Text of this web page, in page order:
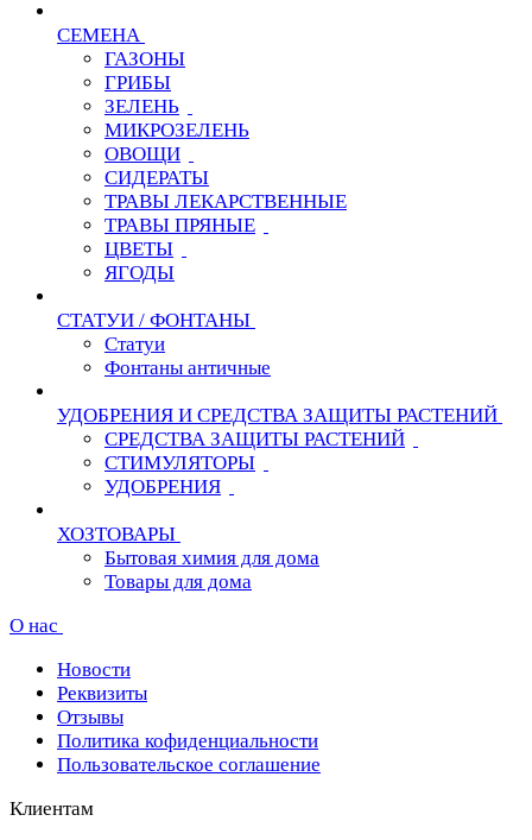
СЕМЕНА
ГАЗОНЫ
ГРИБЫ
ЗЕЛЕНЬ
МИКРОЗЕЛЕНЬ
ОВОЩИ
СИДЕРАТЫ
ТРАВЫ ЛЕКАРСТВЕННЫЕ
ТРАВЫ ПРЯНЫЕ
ЦВЕТЫ
ЯГОДЫ
СТАТУИ / ФОНТАНЫ
Статуи
Фонтаны античные
УДОБРЕНИЯ И СРЕДСТВА ЗАЩИТЫ РАСТЕНИЙ
СРЕДСТВА ЗАЩИТЫ РАСТЕНИЙ
СТИМУЛЯТОРЫ
УДОБРЕНИЯ
ХОЗТОВАРЫ
Бытовая химия для дома
Товары для дома
О нас
Новости
Реквизиты
Отзывы
Политика кофиденциальности
Пользовательское соглашение
Клиентам